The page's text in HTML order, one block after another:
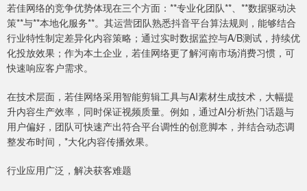
若佳网络的竞争优势体现在三个方面：**专业化团队**、**数据驱动决
策**与**本地化服务**。其运营团队熟悉抖音平台算法规则，能够结合
行业特性制定差异化内容策略；通过实时数据监控与A/B测试，持续优
化投放效果；作为本土企业，若佳网络更了解河南市场消费习惯，可
快速响应客户需求。
在技术层面，若佳网络采用智能剪辑工具与AI素材生成技术，大幅提
升内容生产效率，同时保证视频质量。例如，通过AI分析热门话题与
用户偏好，团队可快速产出符合平台调性的创意脚本，并结合动态调
整发布时间，*大化内容传播效果。
行业应用广泛，解决获客难题